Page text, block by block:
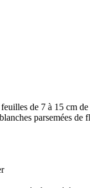
de 7 à 15 cm
parsemées de